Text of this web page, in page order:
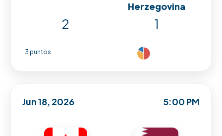
Herzegovina
2 1
3 puntos
Jun 18, 2026 5:00 PM